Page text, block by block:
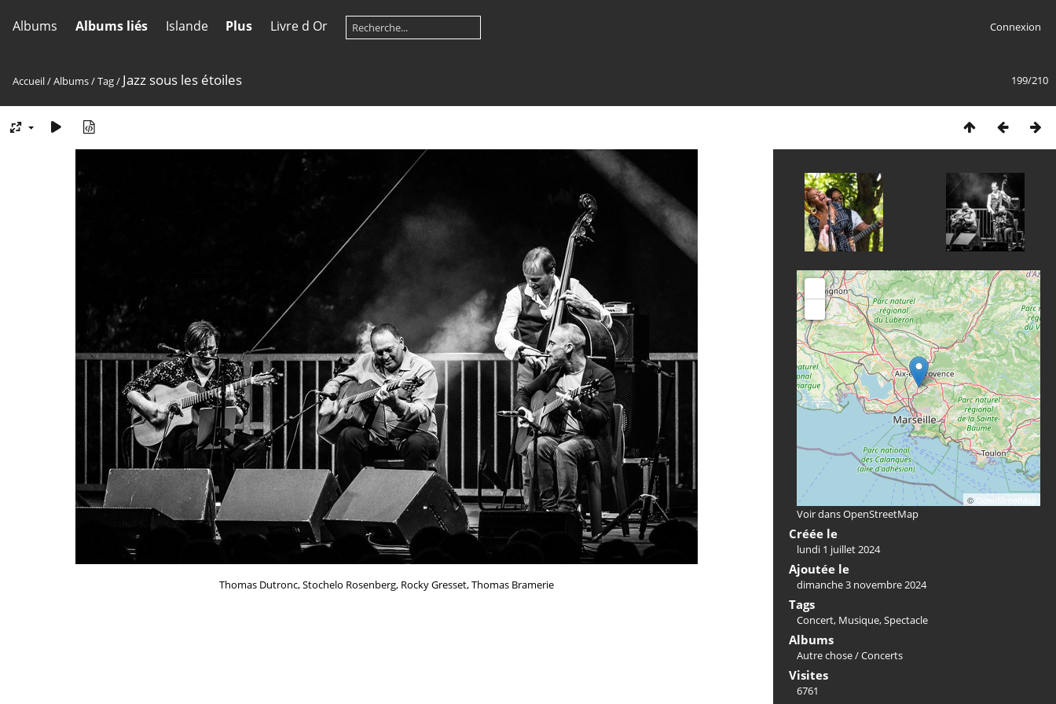
Albums Albums liés Islande Plus Livre d Or Connexion
199/210
Accueil/Albums/Tag/ Jazz sous les étoiles
Thomas Dutronc, Stochelo Rosenberg, Rocky Gresset, Thomas Bramerie
© OpenStreetMap
Voir dans OpenStreetMap
Créée le
lundi 1 juillet 2024
Ajoutée le
dimanche 3 novembre 2024
Tags
Concert, Musique,Spectacle
Albums
Autre chose/Concerts
Visites
6761